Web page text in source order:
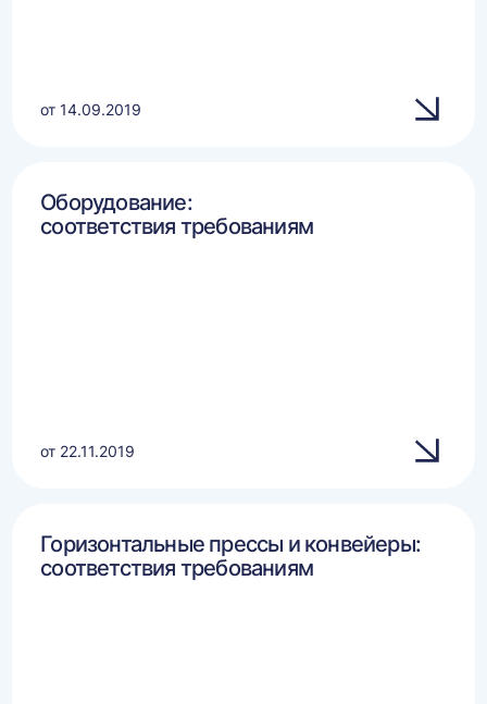
от 14.09.2019
Оборудование:
соответствия требованиям
от 22.11.2019
Горизонтальные прессы и конвейеры:
соответствия требованиям